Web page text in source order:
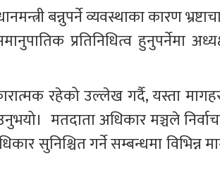
बन्नुपर्ने व्यवस्थाका कारण
प्रतिनिधित्व हुनुपर्नेमा
रहेको उल्लेख गर्दै, यस्ता
मतदाता अधिकार मञ्चले
सुनिश्चित गर्ने सम्बन्धमा विभिन्न